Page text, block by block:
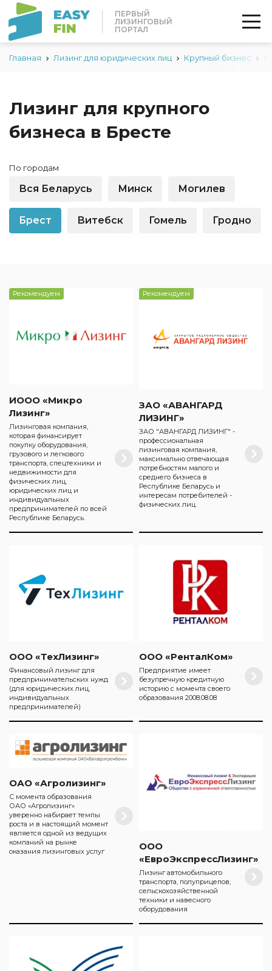
ПЕРВЫЙ
ЛИЗИНГОВЫЙ
ПОРТАЛ
Главная Лизинг для юридических лиц Крупный бизнес
Лизинг для крупного
бизнеса в Бресте
По городам
Вся Беларусь Минск Могилев
Брест Витебск Гомель Гродно
Рекомендуем
ИООО «Микро
Лизинг»
Лизинговая компания,
которая финансирует
покупку оборудования,
грузового и легкового
транспорта, спецтехники и
недвижимости для
физических лиц,
юридических лиц и
индивидуальных
предпринимателей по всей
Республике Беларусь.
Рекомендуем
ЗАО «АВАНГАРД
ЛИЗИНГ»
ЗАО "АВАНГАРД ЛИЗИНГ" -
профессиональная
лизинговая компания,
максимально отвечающая
потребностям малого и
среднего бизнеса в
Республике Беларусь и
интересам потребителей -
физических лиц.
ООО «ТехЛизинг»
Финансовый лизинг для
предпринимательских нужд
(для юридических лиц,
индивидуальных
предпринимателей)
ООО «РенталКом»
Предприятие имеет
безупречную кредитную
историю с момента своего
образования 2008.08.08
ОАО «Агролизинг»
С момента образования
ОАО «Агролизинг»
уверенно набирает темпы
роста и в настоящий момент
является одной из ведущих
компаний на рынке
оказания лизинговых услуг
ООО
«ЕвроЭкспрессЛизинг»
Лизинг автомобильного
транспорта, полуприцепов,
сельскохозяйственной
техники и навесного
оборудования